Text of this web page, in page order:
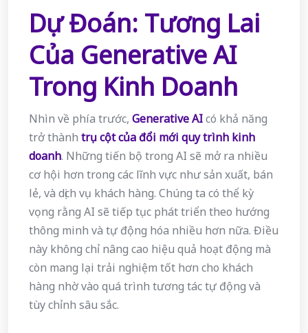
Dự Đoán: Tương Lai
Của Generative AI
Trong Kinh Doanh
Nhìn về phía trước, Generative AIcó khả năng
trở thành trụ cột của đổi mới quy trình kinh
doanh. Những tiến bộ trong AI sẽ mở ra nhiều
cơ hội hơn trong các lĩnh vực như sản xuất, bán
lẻ, và dịch vụ khách hàng. Chúng ta có thể kỳ
vọng rằng AI sẽ tiếp tục phát triển theo hướng
thông minh và tự động hóa nhiều hơn nữa. Điều
này không chỉ nâng cao hiệu quả hoạt động mà
còn mang lại trải nghiệm tốt hơn cho khách
hàng nhờ vào quá trình tương tác tự động và
tùy chỉnh sâu sắc.